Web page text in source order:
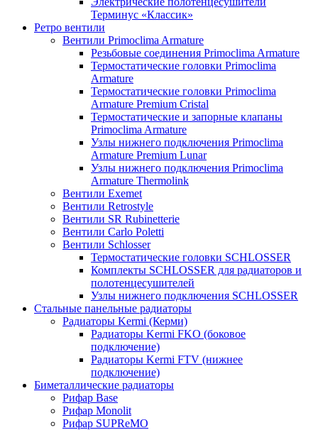
Терминус «Классик»
Ретро вентили
Вентили Primoclima Armature
Резьбовые соединения Primoclima Armature
Термостатические головки Primoclima
Armature
Термостатические головки Primoclima
Armature Premium Cristal
Термостатические и запорные клапаны
Primoclima Armature
Узлы нижнего подключения Primoclima
Armature Premium Lunar
Узлы нижнего подключения Primoclima
Armature Thermolink
Вентили Exemet
Вентили Retrostyle
Вентили SR Rubinetterie
Вентили Carlo Poletti
Вентили Schlosser
Термостатические головки SCHLOSSER
Комплекты SCHLOSSER для радиаторов и
полотенцесушителей
Узлы нижнего подключения SCHLOSSER
Стальные панельные радиаторы
Радиаторы Kermi (Керми)
Радиаторы Kermi FKO (боковое
подключение)
Радиаторы Kermi FTV (нижнее
подключение)
Биметаллические радиаторы
Рифар Base
Рифар Monolit
Рифар SUPReMO